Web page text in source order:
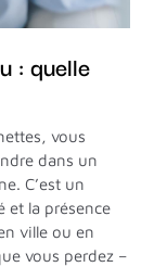
: quelle
vous
dans un
C’est un
et la présence
ville ou en
vous perdez –